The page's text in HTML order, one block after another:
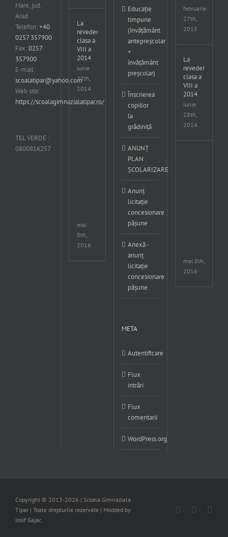
Mare, jud.
Arad
Telefon:+40
0257 357900
Fax:0257
357900
E-mail:
scoalatipar@yahoo.com
Web site:
https://scoalagimnazialatipar.ro/
TEL VERDE :
0800816257
La
revedere
clasa a
VIII a
2014
iunie
28th,
2014
concurs
international
XXXVII-
mai
8th,
2016
Educație
timpurie
(învățământ
antepreșcolar
+
învățământ
preșcolar)
Înscrierea
copiilor
la
grădiniță
ANUNȚ
PLAN
ȘCOLARIZARE
Anunț
licitație
concesionare
pășune
Anexă -
anunț
licitație
concesionare
pășune
META
Autentificare
Flux
intrări
Flux
comentarii
WordPress.org
februarie
27th,
2015
La
revedere
clasa a
VIII a
2014
iunie
28th,
2014
mai 8th,
2016
Copyright © 2013-2026 | Scoala Gimnaziala
Tipar | Toate drepturile rezervate | Modded by
Iosif Gajac
Facebook